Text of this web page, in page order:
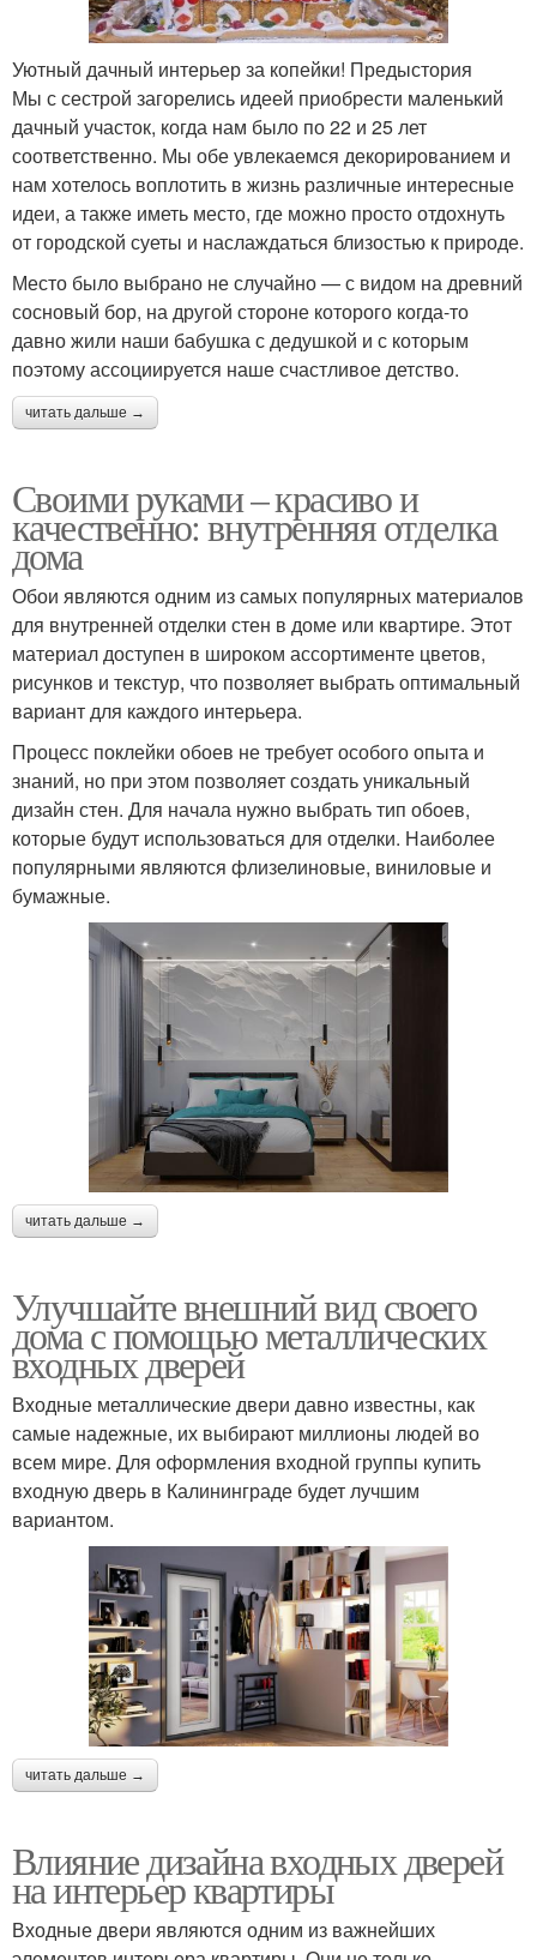
Уютный дачный интерьер за копейки! Предыстория
Мы с сестрой загорелись идеей приобрести маленький
дачный участок, когда нам было по 22 и 25 лет
соответственно. Мы обе увлекаемся декорированием и
нам хотелось воплотить в жизнь различные интересные
идеи, а также иметь место, где можно просто отдохнуть
от городской суеты и наслаждаться близостью к природе.
Место было выбрано не случайно — с видом на древний
сосновый бор, на другой стороне которого когда-то
давно жили наши бабушка с дедушкой и с которым
поэтому ассоциируется наше счастливое детство.
читать дальше →
Своими руками – красиво и
качественно: внутренняя отделка
дома
Обои являются одним из самых популярных материалов
для внутренней отделки стен в доме или квартире. Этот
материал доступен в широком ассортименте цветов,
рисунков и текстур, что позволяет выбрать оптимальный
вариант для каждого интерьера.
Процесс поклейки обоев не требует особого опыта и
знаний, но при этом позволяет создать уникальный
дизайн стен. Для начала нужно выбрать тип обоев,
которые будут использоваться для отделки. Наиболее
популярными являются флизелиновые, виниловые и
бумажные.
читать дальше →
Улучшайте внешний вид своего
дома с помощью металлических
входных дверей
Входные металлические двери давно известны, как
самые надежные, их выбирают миллионы людей во
всем мире. Для оформления входной группы купить
входную дверь в Калининграде будет лучшим
вариантом.
читать дальше →
Влияние дизайна входных дверей
на интерьер квартиры
Входные двери являются одним из важнейших